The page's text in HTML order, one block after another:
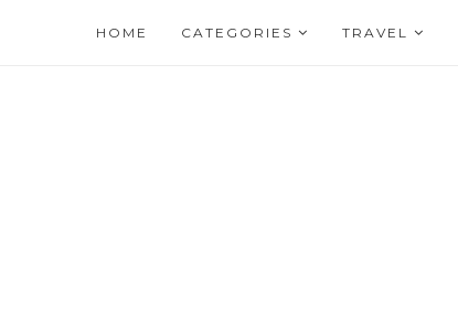
HOME CATEGORIES TRAVEL